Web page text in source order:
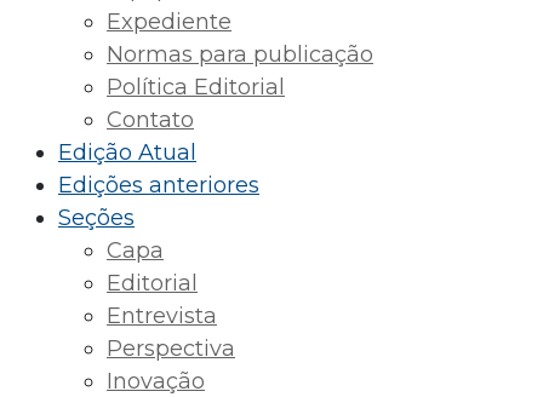
Expediente
Normas para publicação
Política Editorial
Contato
Edição Atual
Edições anteriores
Seções
Capa
Editorial
Entrevista
Perspectiva
Inovação